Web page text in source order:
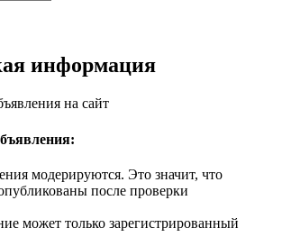
информация
на сайт
модерируются. Это значит, что
после проверки
может только зарегистрированный